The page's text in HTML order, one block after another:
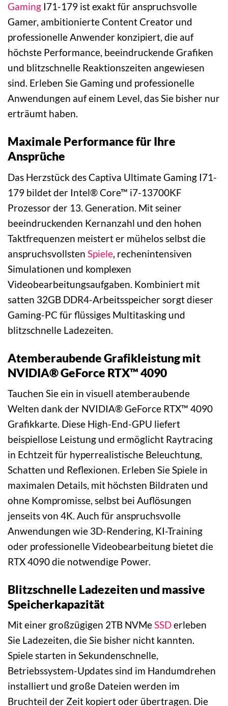
Gaming I71-179 ist exakt für anspruchsvolle
Gamer, ambitionierte Content Creator und
professionelle Anwender konzipiert, die auf
höchste Performance, beeindruckende Grafiken
und blitzschnelle Reaktionszeiten angewiesen
sind. Erleben Sie Gaming und professionelle
Anwendungen auf einem Level, das Sie bisher nur
erträumt haben.
Maximale Performance für Ihre
Ansprüche
Das Herzstück des Captiva Ultimate Gaming I71-
179 bildet der Intel® Core™ i7-13700KF
Prozessor der 13. Generation. Mit seiner
beeindruckenden Kernanzahl und den hohen
Taktfrequenzen meistert er mühelos selbst die
anspruchsvollsten Spiele , rechenintensiven
Simulationen und komplexen
Videobearbeitungsaufgaben. Kombiniert mit
satten 32GB DDR4-Arbeitsspeicher sorgt dieser
Gaming-PC für flüssiges Multitasking und
blitzschnelle Ladezeiten.
Atemberaubende Grafikleistung mit
NVIDIA® GeForce RTX™ 4090
Tauchen Sie ein in visuell atemberaubende
Welten dank der NVIDIA® GeForce RTX™ 4090
Grafikkarte. Diese High-End-GPU liefert
beispiellose Leistung und ermöglicht Raytracing
in Echtzeit für hyperrealistische Beleuchtung,
Schatten und Reflexionen. Erleben Sie Spiele in
maximalen Details, mit höchsten Bildraten und
ohne Kompromisse, selbst bei Auflösungen
jenseits von 4K. Auch für anspruchsvolle
Anwendungen wie 3D-Rendering, KI-Training
oder professionelle Videobearbeitung bietet die
RTX 4090 die notwendige Power.
Blitzschnelle Ladezeiten und massive
Speicherkapazität
Mit einer großzügigen 2TB NVMeSSDerleben
Sie Ladezeiten, die Sie bisher nicht kannten.
Spiele starten in Sekundenschnelle,
Betriebssystem-Updates sind im Handumdrehen
installiert und große Dateien werden im
Bruchteil der Zeit kopiert oder übertragen. Die